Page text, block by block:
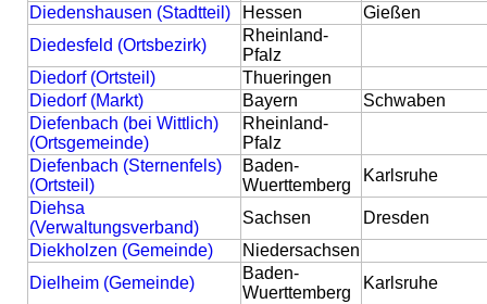
Diedenshausen (Stadtteil)
Hessen
Gießen
Diedesfeld (Ortsbezirk)
Rheinland-
Pfalz
Diedorf (Ortsteil)
Thueringen
Diedorf (Markt)
Bayern
Schwaben
Diefenbach (bei Wittlich)
(Ortsgemeinde)
Rheinland-
Pfalz
Diefenbach (Sternenfels)
(Ortsteil)
Baden-
Wuerttemberg
Karlsruhe
Diehsa
(Verwaltungsverband)
Sachsen
Dresden
Diekholzen (Gemeinde)
Niedersachsen
Dielheim (Gemeinde)
Baden-
Wuerttemberg
Karlsruhe